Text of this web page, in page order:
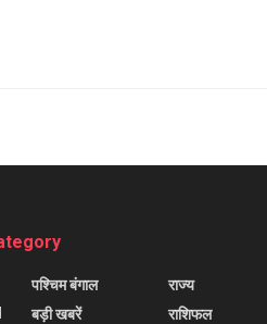
पश्चिम बंगाल
बड़ी खबरें
राज्य
राशिफल